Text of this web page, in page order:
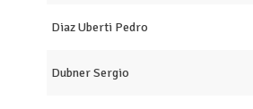
Diaz Uberti Pedro
Dubner Sergio